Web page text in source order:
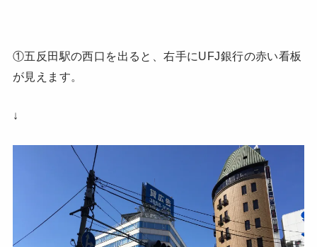
①五反田駅の西口を出ると、右手にUFJ銀行の赤い看板
が見えます。
↓